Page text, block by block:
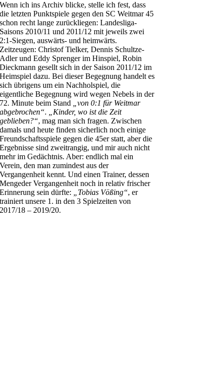
Wenn ich ins Archiv blicke, stelle ich fest, dass
die letzten Punktspiele gegen den SC Weitmar 45
schon recht lange zurückliegen: Landesliga-
Saisons 2010/11 und 2011/12 mit jeweils zwei
2:1-Siegen, auswärts- und heimwärts.
Zeitzeugen: Christof Tielker, Dennis Schultze-
Adler und Eddy Sprenger im Hinspiel, Robin
Dieckmann gesellt sich in der Saison 2011/12 im
Heimspiel dazu. Bei dieser Begegnung handelt es
sich übrigens um ein Nachholspiel, die
eigentliche Begegnung wird wegen Nebels in der
72. Minute beim Stand „von 0:1 für Weitmar
abgebrochen“.
„Kinder, wo ist die Zeit
geblieben?“, mag man sich fragen. Zwischen
damals und heute finden sicherlich noch einige
Freundschaftsspiele gegen die 45er statt, aber die
Ergebnisse sind zweitrangig, und mir auch nicht
mehr im Gedächtnis. Aber: endlich mal ein
Verein, den man zumindest aus der
Vergangenheit kennt. Und einen Trainer, dessen
Mengeder Vergangenheit noch in relativ frischer
Erinnerung sein dürfte:
„Tobias Vößing“, er
trainiert unsere 1. in den 3 Spielzeiten von
2017/18 – 2019/20.